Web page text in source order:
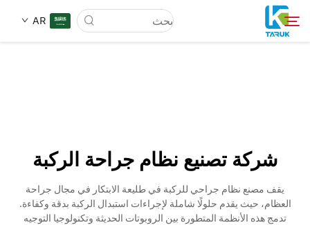
AR
القدرات
أخبار وأحداث
شركة تصنيع نظام جراحة الركبة
يقف مصنع نظام جراحي للركبة في طليعة الابتكار في مجال جراحة
العظام، حيث يقدم حلولًا شاملة لإجراءات استبدال الركبة بدقة وكفاءة.
تدمج هذه الأنظمة المتطورة بين الروبوتات الحديثة وتكنولوجيا التوجيه